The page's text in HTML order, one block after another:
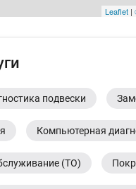
Leaflet |
подвески
Компьютерная
(ТО)